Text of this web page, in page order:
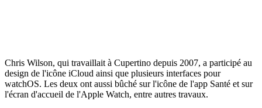
Chris Wilson, qui travaillait à Cupertino depuis 2007, a participé au
design de l'icône iCloud ainsi que plusieurs interfaces pour
watchOS. Les deux ont aussi bûché sur l'icône de l'app Santé et sur
l'écran d'accueil de l'Apple Watch, entre autres travaux.